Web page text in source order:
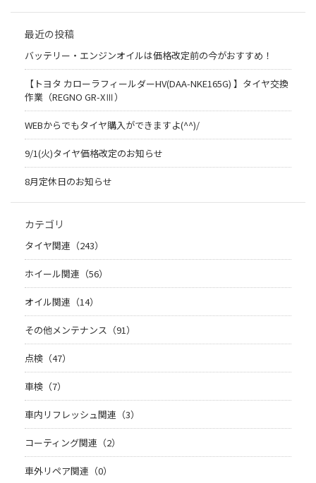
最近の投稿
バッテリー・エンジンオイルは価格改定前の今がおすすめ！
【トヨタ カローラフィールダーHV(DAA-NKE165G) 】タイヤ交換
作業（REGNO GR-XⅢ）
WEBからでもタイヤ購入ができますよ(^^)/
9/1(火)タイヤ価格改定のお知らせ
8月定休日のお知らせ
カテゴリ
タイヤ関連（243）
ホイール関連（56）
オイル関連（14）
その他メンテナンス（91）
点検（47）
車検（7）
車内リフレッシュ関連（3）
コーティング関連（2）
車外リペア関連（0）